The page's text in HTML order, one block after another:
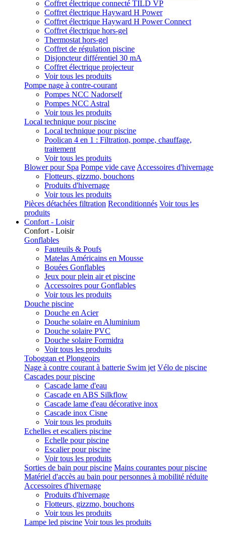
Coffret électrique connecté TILD VP
Coffret électrique Hayward H Power
Coffret électrique Hayward H Power Connect
Coffret électrique hors-gel
Thermostat hors-gel
Coffret de régulation piscine
Disjoncteur différentiel 30 mA
Coffret électrique projecteur
Voir tous les produits
Pompe nage à contre-courant
Pompes NCC Nadorself
Pompes NCC Astral
Voir tous les produits
Local technique pour piscine
Local technique pour piscine
Poolican 4 en 1 : Filtration, pompe, chauffage,
traitement
Voir tous les produits
Blower pour Spa Pompe vide cave Accessoires d'hivernage
Flotteurs, gizzmo, bouchons
Produits d'hivernage
Voir tous les produits
Pièces détachées filtration Reconditionnés Voir tous les
produits
Confort - Loisir
Confort - Loisir
Gonflables
Fauteuils & Poufs
Matelas Américains en Mousse
Bouées Gonflables
Jeux pour plein air et piscine
Accessoires pour Gonflables
Voir tous les produits
Douche piscine
Douche en Acier
Douche solaire en Aluminium
Douche solaire PVC
Douche solaire Formidra
Voir tous les produits
Toboggan et Plongeoirs
Nage à contre courant à batterie Swim jet Vélo de piscine
Cascades pour piscine
Cascade lame d'eau
Cascade en ABS Silkflow
Cascade lame d'eau décorative inox
Cascade inox Cisne
Voir tous les produits
Echelles et escaliers piscine
Echelle pour piscine
Escalier pour piscine
Voir tous les produits
Sorties de bain pour piscine Mains courantes pour piscine
Matériel d'accès au bain pour personnes à mobilité réduite
Accessoires d'hivernage
Produits d'hivernage
Flotteurs, gizzmo, bouchons
Voir tous les produits
Lampe led piscine Voir tous les produits